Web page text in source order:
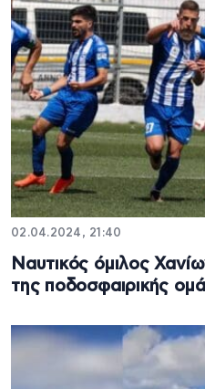
02.04.2024, 21:40
Ναυτικός όμιλος
της ποδοσφαιρικής